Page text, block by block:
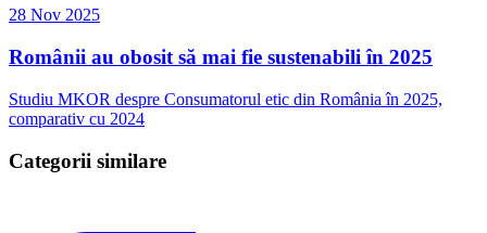
28 Nov 2025
Românii au obosit să mai fie sustenabili în 2025
Studiu MKOR despre Consumatorul etic din România în 2025,
comparativ cu 2024
Categorii similare